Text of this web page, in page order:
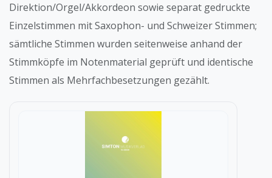
Direktion/Orgel/Akkordeon sowie separat gedruckte
Einzelstimmen mit Saxophon- und Schweizer Stimmen;
sämtliche Stimmen wurden seitenweise anhand der
Stimmköpfe im Notenmaterial geprüft und identische
Stimmen als Mehrfachbesetzungen gezählt.